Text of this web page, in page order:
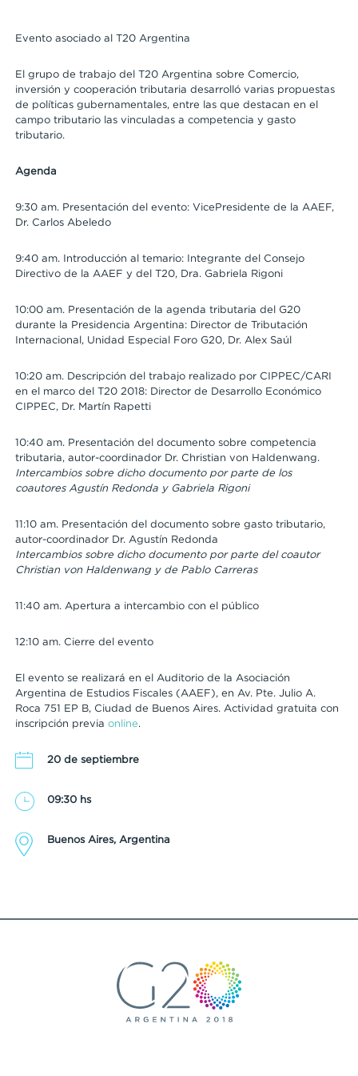
Evento asociado al T20 Argentina
El grupo de trabajo del T20 Argentina sobre Comercio,
inversión y cooperación tributaria desarrolló varias propuestas
de políticas gubernamentales, entre las que destacan en el
campo tributario las vinculadas a competencia y gasto
tributario.
Agenda
9:30 am. Presentación del evento: VicePresidente de la AAEF,
Dr. Carlos Abeledo
9:40 am. Introducción al temario: Integrante del Consejo
Directivo de la AAEF y del T20, Dra. Gabriela Rigoni
10:00 am. Presentación de la agenda tributaria del G20
durante la Presidencia Argentina: Director de Tributación
Internacional, Unidad Especial Foro G20, Dr. Alex Saúl
10:20 am. Descripción del trabajo realizado por CIPPEC/CARI
en el marco del T20 2018: Director de Desarrollo Económico
CIPPEC, Dr. Martín Rapetti
10:40 am. Presentación del documento sobre competencia
tributaria, autor-coordinador Dr. Christian von Haldenwang.
Intercambios sobre dicho documento por parte de los
coautores Agustín Redonda y Gabriela Rigoni
11:10 am. Presentación del documento sobre gasto tributario,
autor-coordinador Dr. Agustín Redonda
Intercambios sobre dicho documento por parte del coautor
Christian von Haldenwang y de Pablo Carreras
11:40 am. Apertura a intercambio con el público
12:10 am. Cierre del evento
El evento se realizará en el Auditorio de la Asociación
Argentina de Estudios Fiscales (AAEF), en Av. Pte. Julio A.
Roca 751 EP B, Ciudad de Buenos Aires. Actividad gratuita con
inscripción previa online.
20 de septiembre
09:30 hs
Buenos Aires, Argentina